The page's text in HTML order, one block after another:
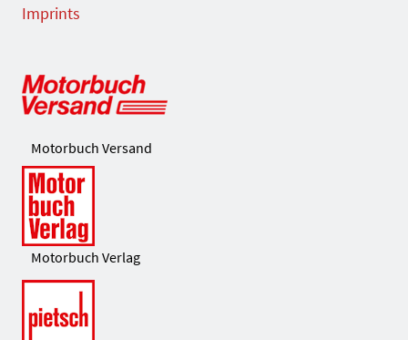
Imprints
Motorbuch Versand
Motorbuch Verlag